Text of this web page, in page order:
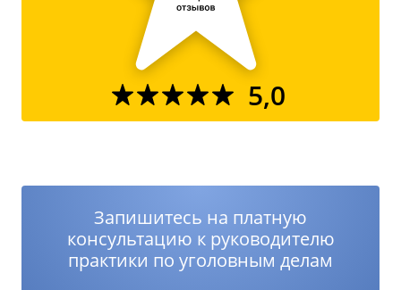
5,0
Запишитесь на платную
консультацию к руководителю
практики по уголовным делам